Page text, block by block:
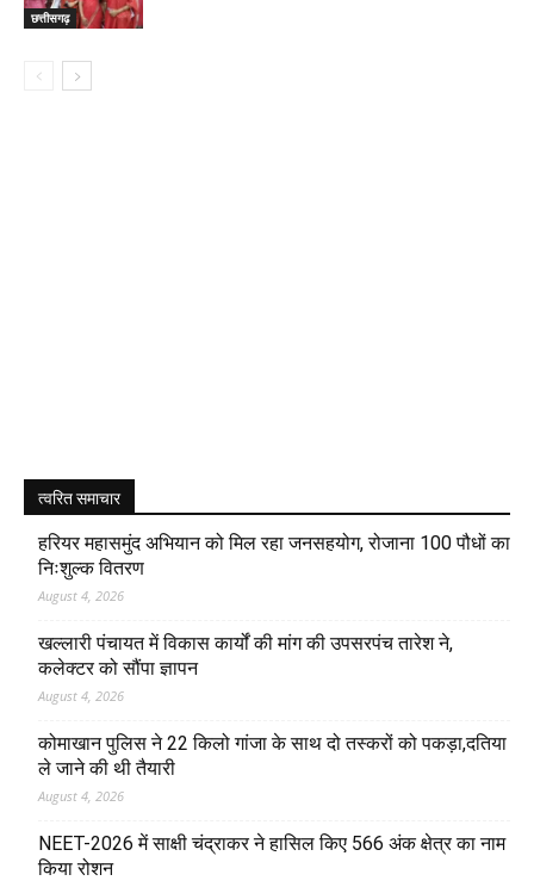
छत्तीसगढ़
त्वरित समाचार
हरियर महासमुंद अभियान को मिल रहा जनसहयोग, रोजाना 100 पौधों का
निःशुल्क वितरण
August 4, 2026
खल्लारी पंचायत में विकास कार्यों की मांग की उपसरपंच तारेश ने,
कलेक्टर को सौंपा ज्ञापन
August 4, 2026
कोमाखान पुलिस ने 22 किलो गांजा के साथ दो तस्करों को पकड़ा,दतिया
ले जाने की थी तैयारी
August 4, 2026
NEET-2026 में साक्षी चंद्राकर ने हासिल किए 566 अंक क्षेत्र का नाम
किया रोशन